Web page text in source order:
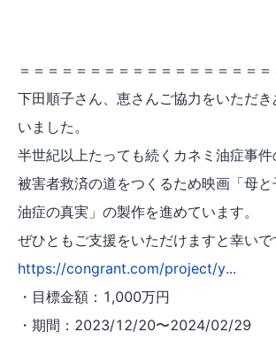
＝＝＝＝＝＝＝＝＝＝＝＝＝＝＝＝＝
下田順子さん、恵さんご協力をいただ
いました。
半世紀以上たっても続くカネミ油症事件
被害者救済の道をつくるため映画「母と
油症の真実」の製作を進めています。
ぜひともご支援をいただけますと幸いで
https://congrant.com/project/y...
・目標金額：1,000万円
・期間：2023/12/20〜2024/02/29